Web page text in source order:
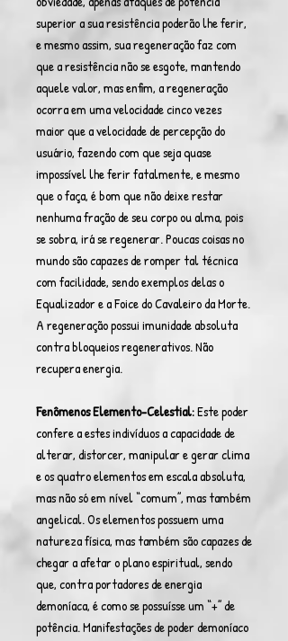
superior a sua resistência poderão lhe ferir,
e mesmo assim, sua regeneração faz com
que a resistência não se esgote, mantendo
aquele valor, mas enfim, a regeneração
ocorra em uma velocidade cinco vezes
maior que a velocidade de percepção do
usuário, fazendo com que seja quase
impossível lhe ferir fatalmente, e mesmo
que o faça, é bom que não deixe restar
nenhuma fração de seu corpo ou alma, pois
se sobra, irá se regenerar. Poucas coisas no
mundo são capazes de romper tal técnica
com facilidade, sendo exemplos delas o
Equalizador e a Foice do Cavaleiro da Morte.
A regeneração possui imunidade absoluta
contra bloqueios regenerativos. Não
recupera energia.
Fenômenos Elemento-Celestial:Este poder
confere a estes indivíduos a capacidade de
alterar, distorcer, manipular e gerar clima
e os quatro elementos em escala absoluta,
mas não só em nível “comum”, mas também
angelical. Os elementos possuem uma
natureza física, mas também são capazes de
chegar a afetar o plano espiritual, sendo
que, contra portadores de energia
demoníaca, é como se possuísse um “+” de
potência. Manifestações de poder demoníaco